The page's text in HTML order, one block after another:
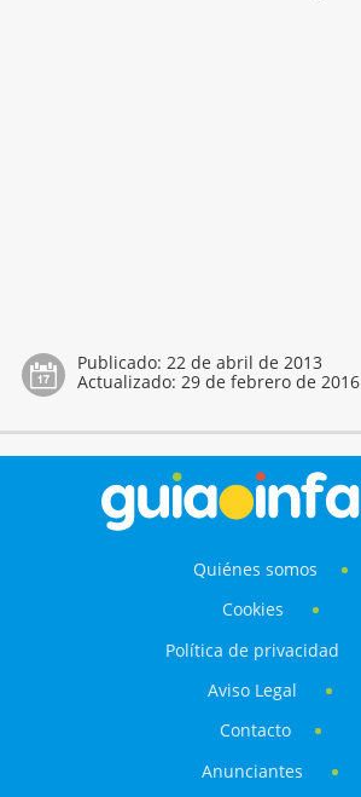
Publicado: 22 de abril de 2013
Actualizado: 29 de febrero de 2016
Quiénes somos
Cookies
Política de privacidad
Aviso Legal
Contacto
Anunciantes